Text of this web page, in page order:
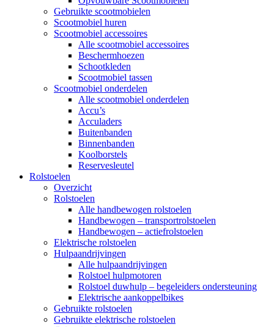
Gebruikte scootmobielen
Scootmobiel huren
Scootmobiel accessoires
Alle scootmobiel accessoires
Beschermhoezen
Schootkleden
Scootmobiel tassen
Scootmobiel onderdelen
Alle scootmobiel onderdelen
Accu’s
Acculaders
Buitenbanden
Binnenbanden
Koolborstels
Reservesleutel
Rolstoelen
Overzicht
Rolstoelen
Alle handbewogen rolstoelen
Handbewogen – transportrolstoelen
Handbewogen – actiefrolstoelen
Elektrische rolstoelen
Hulpaandrijvingen
Alle hulpaandrijvingen
Rolstoel hulpmotoren
Rolstoel duwhulp – begeleiders ondersteuning
Elektrische aankoppelbikes
Gebruikte rolstoelen
Gebruikte elektrische rolstoelen